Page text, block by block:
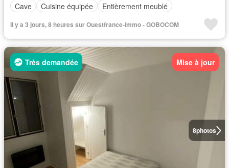
Cave
Cuisine équipée Entièrement meublé
Il y a 3 jours, 8 heures sur Ouestfrance-immo - GOBOCOM
8photos
Très demandée Mise à jour